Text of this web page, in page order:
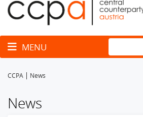
Toggle navigation
MENU
CCPA News
News